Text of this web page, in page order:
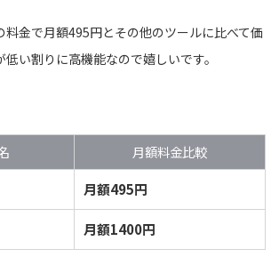
料金で月額495円とその他のツールに比べて価
い割りに高機能なので嬉しいです。
月額料金比較
月額495円
月額1400円